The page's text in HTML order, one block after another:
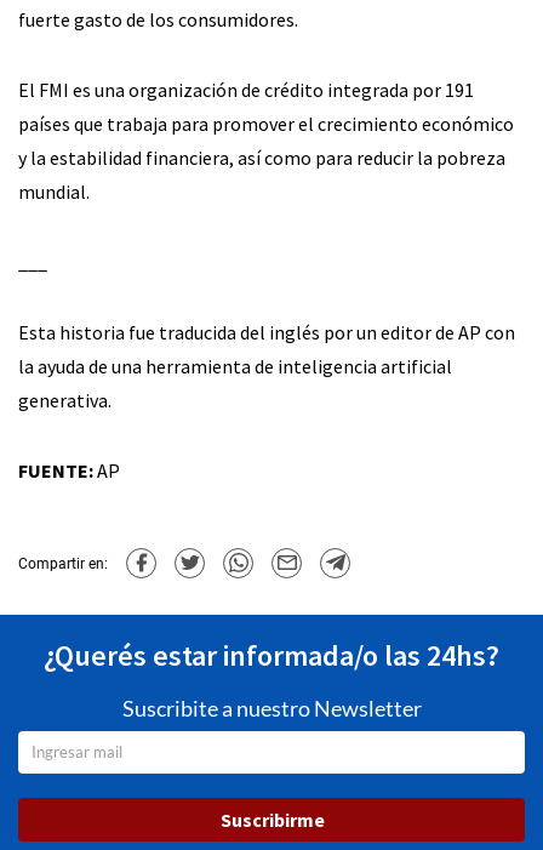
fuerte gasto de los consumidores.
El FMI es una organización de crédito integrada por 191
países que trabaja para promover el crecimiento económico
y la estabilidad financiera, así como para reducir la pobreza
mundial.
Esta historia fue traducida del inglés por un editor de AP con
la ayuda de una herramienta de inteligencia artificial
generativa.
FUENTE:AP
Compartir en:
¿Querés estar informada/o las 24hs?
Suscribite a nuestro Newsletter
Suscribirme